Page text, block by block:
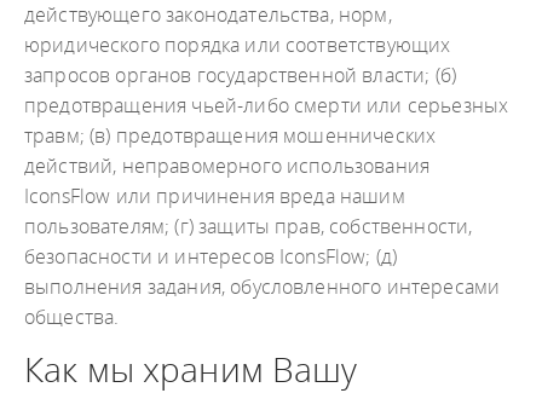
действующего законодательства, норм,
юридического порядка или соответствующих
запросов органов государственной власти; (б)
предотвращения чьей-либо смерти или серьезных
травм; (в) предотвращения мошеннических
действий, неправомерного использования
IconsFlow или причинения вреда нашим
пользователям; (г) защиты прав, собственности,
безопасности и интересов IconsFlow; (д)
выполнения задания, обусловленного интересами
общества.
Как мы храним Вашу